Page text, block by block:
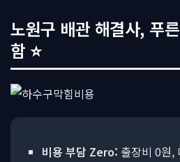
노원구 배관 해결사, 푸
함 ⭐
비용 부담 Zero: 출장비 0원,